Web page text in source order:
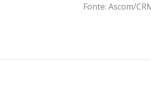
Fonte: Ascom/